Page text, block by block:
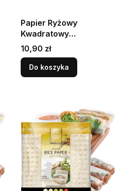
Papier Ryżowy
Kwadratowy
Wietnamski Do
Sajgonek 16cm Mały
Kwadrat 500g HS
Cena
10,90 zł
Do koszyka